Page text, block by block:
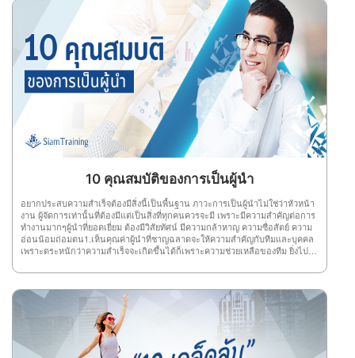
“ความสำเร็จ”ต้องตั้งใจฟังเพื่อความรู้ และตักตวงความรู้จากการฟังให้มากที่สุด ถ้า
ความจำไม่ค่อยดี ก็ใช้วิธีจดบันทึก เพื่อเก็บความรู้ให้มากที่สุด 2.มีความพร้อมการ
ที่คุณมีความพร้อม ต้องมีความพร้อมทั้งร่างกายและจิตใจ ตลอดจนมีความพร้อม
ทางสติปัญญา พร้อมทางร่างกาย เช่น สุขภาพทางร่างกายเป็นปกติ ไม่เหนื่อย
ไม่อิดโรย และต้องพร้อมทางจิตใจด้วย เพื่อให้เวลาฟังสัมมนาจะได้มีสติฟังอย่าง
เข้าใจ แล้วทุกอย่างจะดีเอง 3.ฟังโดยมีสมาธิสมาธิ คือ สิ่งที่สำคัญสำหรับทุกสิ่งทุก
อย่าง ซึ่งการฟังโดยมีสมาธิ หมายถึง ฟังด้วยความตั้งใจจดจ่ออยู่กับเรื่องที่ฟัง ไม่
ปล่อยจิตใจให้เลื่อนลอยไปที่อื่น ไม่เช่นนั้น ความรู้ที่คุณจะได้รับกลายเป็นศูนย์
อย่างแน่นอน 4.กระตือรือร้นใครที่ฟังสัมมนาความรู้มีความกระตือรือร้น มักจะ
เป็นผู้ฟังที่มองเห็นประโยชน์หรือเห็นคุณค่า จึงสนใจฟังเรื่องนั้นจริงๆ ซึ่งความ
กระตือรือร้นส่งผลดี ทำให้จิตใจ และความตั้งใจที่จะเก็บเกี่ยวความรู้ได้มากที่สุด
ไม่เพียงเท่านี้ ยังทำให้สมองเปิดรับความรู้ได้จำนวนมากอีกด้วย 5.ไม่มีอคติคนที่มี
อคติ ย่อมทำให้จิตใจร้อน ปิดการรับฟัง ซึ่งไม่เป็นผลดีต่อตัวคุณเลย เพราะถ้าหาก
ต้องการฟังสัมมนาให้เกิดความรู้ และความเข้าใจไม่ว่าคุณจะมีอคติอะไรก็ตามแต่
ต้องปล่อยวาง และแยกะแยะ มุ่งศึกษาหาความรู้ดีกว่า ที่สำคัญการไม่มีอคติต้อง
พิจารณาให้ละเอียดถี่ถ้วน เพื่อไม่ให้เป็นโทษแก่ผู้อื่น 6.มีมารยาทในการฟัง
มารยาทในการฟังที่ดี ต้องรู้จักเคารพผู้พูด และคนรอบข้าง โดยการแสดงความ
กระตือรือร้นที่จะฟัง ตั้งคำถามตามความเหมาะสม ยอมรับฟังความคิดเห็นที่แตก
ต่างกันออกไป และต้องไม่ใช้อารมณ์หรือนิสัยส่วนตัวมาตัดสินเรื่องต่างๆ ในห้อง
สัมมนาด้วย 7.มีความประสงค์ที่แน่นอนเมื่อคุณเลือกที่จะเข้าสัมมนาเพื่อไป
หาความรู้ นั่นคือความประสงค์ของคุณ ดังนั้น ต้องพยายามฟังให้ได้ตามความจุด
หมายมากที่สุด โดยใช้วิจารณญาณเลือกฟังแต่เรื่องที่ควรฟังและหลีกเลี่ยงเรื่องที่
เท็จจริงเมื่อฟังสัมมนาความรู้แล้ว อย่าเชื่อไปทุกเรื่องที่ได้ฟังมา คุณต้องนำข้อมูล
นั้นมาพิจารณาให้เห็นถึงข้อเท็จจริง ถ้าข้อมูลไหนที่ไม่แน่ใจต้องไปค้นหาคำตอบ
หรือยกมือเพื่อสอบถามให้ได้รายละเอียดที่แน่ชัด เป็นต้น 9.ดูเจตนาของผู้พูดผุ้ฟังที่
ดี ที่ต้องการได้ความรู้จากการฟังสัมมนา เพื่อใช้เป็นแนวทางหาหนทางความ
สำเร็จ ต้องรู้จักดูเจตนาของผู้พูด เพราะบางครั้งผู้พูดอาจบอกเล่า แถลงการณ์
รายงานเรื่องราวต่างๆหรือพูดนอกเรื่องไปต่างๆ นานา ฉะนั้น ผู้ฟังต้องพิจารณาถึง
10 คุณสมบัติของการเป็นผู้นำ
อยากประสบความสำเร็จต้องมีสิ่งนี้เป็นพื้นฐาน ภาวะการเป็นผู้นำไม่ใช่ว่าหัวหน้า
งาน ผู้จัดการเท่านั้นที่ต้องมีแต่เป็นสิ่งที่ทุกคนควรจะมี เพราะมีความสำคัญต่อการ
ทำงานมากๆผู้นำที่ยอดเยี่ยม ต้องมีวิสัยทัศน์ มีความกล้าหาญ ความซื่อสัตย์ ความ
อ่อนน้อมถ่อมตน1.เห็นคุณค่าผู้นำที่ชาญฉลาดจะให้ความสำคัญกับทีมและบุคคล
เพราะตระหนักว่าความสำเร็จจะเกิดขึ้นได้ก็เพราะความช่วยเหลือของทีม ยิ่งไป
ด้วย 2.มั่นใจความไว้วางใจและความเชื่อมั่นในการเป็นผู้นำเป็นตัวบ่งชี้ ความน่า
อุปสรรคปัญหาใหม่ๆ 3.ความเห็นอกเห็นใจผู้นำที่ดีจะใช้ความเห็นอกเห็นใจในการ
รับรู้ ถึงความต้องการของผู้ที่พวกเขาเป็นผู้นำและตัดสินใจเลือกแนวทางที่จะเป็น
ประโยชน์ สูงสุดแก่บุคคลและทีมงาน 4.กล้าหาญผู้นำต้องกล้าที่จะตัดสินใจใน
ทันที ไม่แสดงท่าทีลังเลหรือขาดความมั่นใจ ความกล้าหาญของผู้นำจะสร้างขวัญ
กำลังใจให้กับลูกทีมได้ดี 5.มีความยืดหยุ่นผู้นำที่ดีสามารถยืดหยุ่นได้ พวกเขาปรับ